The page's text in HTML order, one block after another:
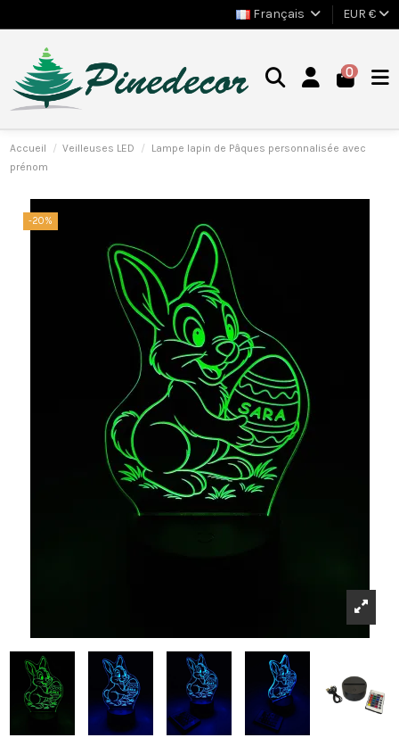
Français EUR €
0
Accueil Veilleuses LED
Lampe lapin de Pâques personnalisée avec
prénom
-20%